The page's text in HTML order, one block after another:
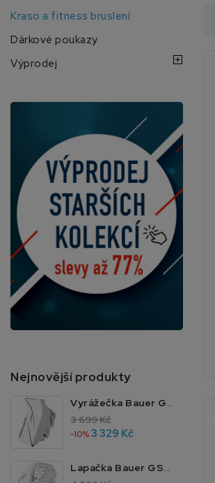
Kraso a fitness bruslení
Dárkové poukazy
Výprodej
Nejnovější produkty
Vyrážečka Bauer GSX JR MTO
3 699 Kč
-10%3 329 Kč
Lapačka Bauer GSX JR MTO